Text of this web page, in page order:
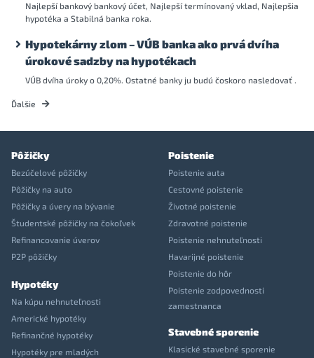
Najlepší bankový bankový účet, Najlepší termínovaný vklad, Najlepšia
hypotéka a Stabilná banka roka.
Hypotekárny zlom – VÚB banka ako prvá dvíha
úrokové sadzby na hypotékach
VÚB dvíha úroky o 0,20%. Ostatné banky ju budú čoskoro nasledovať .
Ďalšie
Pôžičky
Bezúčelové pôžičky
Pôžičky na auto
Pôžičky a úvery na bývanie
Študentské pôžičky na čokoľvek
Refinancovanie úverov
P2P pôžičky
Hypotéky
Na kúpu nehnuteľnosti
Americké hypotéky
Refinančné hypotéky
Hypotéky pre mladých
Poistenie
Poistenie auta
Cestovné poistenie
Životné poistenie
Zdravotné poistenie
Poistenie nehnuteľnosti
Havarijné poistenie
Poistenie do hôr
Poistenie zodpovednosti
zamestnanca
Stavebné sporenie
Klasické stavebné sporenie